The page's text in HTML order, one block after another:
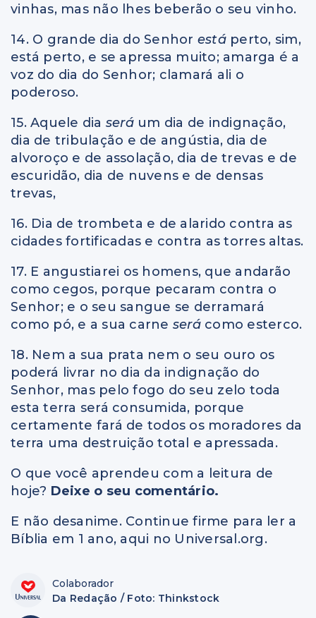
vinhas, mas não lhes beberão o seu vinho.
14. O grande dia do Senhor está perto, sim,
está perto, e se apressa muito; amarga é a
voz do dia do Senhor; clamará ali o
poderoso.
15. Aquele dia será um dia de indignação,
dia de tribulação e de angústia, dia de
alvoroço e de assolação, dia de trevas e de
escuridão, dia de nuvens e de densas
trevas,
16. Dia de trombeta e de alarido contra as
cidades fortificadas e contra as torres altas.
17. E angustiarei os homens, que andarão
como cegos, porque pecaram contra o
Senhor; e o seu sangue se derramará
como pó, e a sua carne será como esterco.
18. Nem a sua prata nem o seu ouro os
poderá livrar no dia da indignação do
Senhor, mas pelo fogo do seu zelo toda
esta terra será consumida, porque
certamente fará de todos os moradores da
terra uma destruição total e apressada.
O que você aprendeu com a leitura de
hoje? Deixe o seu comentário.
E não desanime. Continue firme para ler a
Bíblia em 1 ano, aqui no Universal.org.
Colaborador
Da Redação / Foto: Thinkstock